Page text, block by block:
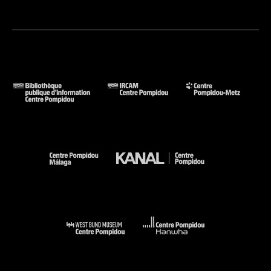
sont imprimés afin de souligner leur caractère reproductible,
numériques sont présentées sur grand écran ou sur écran
d'ordinateur.